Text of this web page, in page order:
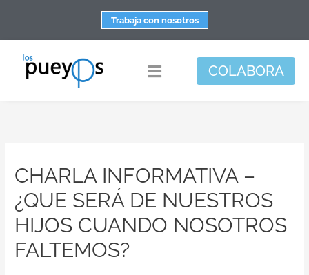
contenido
Trabaja con nosotros
Toggle
Apoyo personal y familiar
Espacio de bienestar
Responsabilidad social
COLABORA
CHARLA INFORMATIVA –
¿QUE SERÁ DE NUESTROS
HIJOS CUANDO NOSOTROS
FALTEMOS?